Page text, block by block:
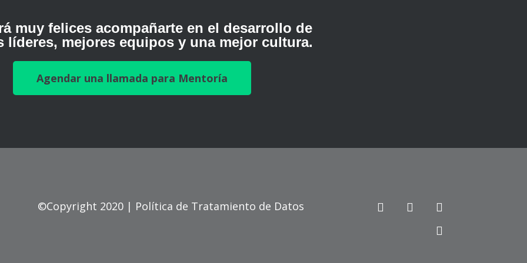
muy felices acompañarte en el desarrollo de
líderes, mejores equipos y una mejor cultura.
Agendar una llamada para Mentoría
©Copyright 2020 | Política de Tratamiento de Datos